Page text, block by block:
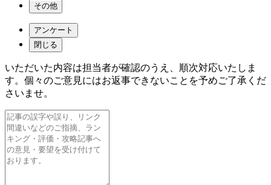
その他
アンケート
閉じる
いただいた内容は担当者が確認のうえ、順次対応いたしま
す。個々のご意見にはお返事できないことを予めご了承くだ
さいませ。